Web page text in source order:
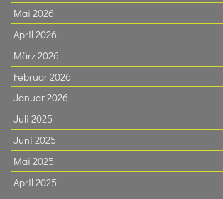
Mai 2026
April 2026
März 2026
Februar 2026
Januar 2026
Juli 2025
Juni 2025
Mai 2025
April 2025